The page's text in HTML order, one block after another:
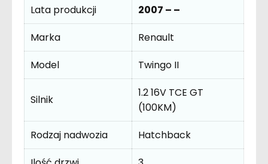
Lata produkcji
2007 – –
Marka
Renault
Model
Twingo II
Silnik
1.2 16V TCE GT
(100KM)
Rodzaj nadwozia
Hatchback